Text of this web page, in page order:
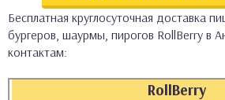
Бесплатная круглосуточная доставка
бургеров, шаурмы, пирогов RollBerry в
контактам:
RollBerry